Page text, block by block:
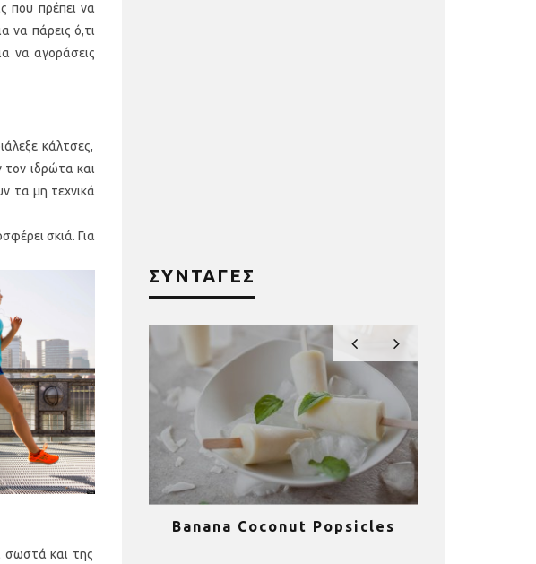
που πρέπει να
να πάρεις ό,τι
να αγοράσεις
κάλτσες,
ιδρώτα και
τα μη τεχνικά
σκιά. Για
σωστά και της
ΣΥΝΤΑΓΕΣ
Banana Coconut Popsicles